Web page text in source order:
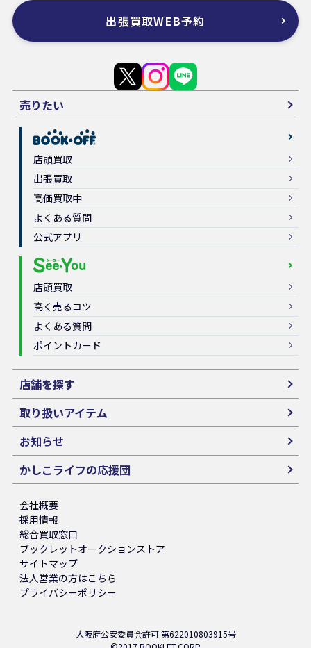
出張買取WEB予約
売りたい
店頭買取
出張買取
高価買取中
よくある質問
公式アプリ
店頭買取
高く売るコツ
よくある質問
ポイントカード
店舗を探す
取り扱いアイテム
お知らせ
かしこライフの応援団
会社概要
採用情報
総合買取窓口
ブックレットオークションストア
サイトマップ
法人営業の方はこちら
プライバシーポリシー
大阪府公安委員会許可 第622010803915号